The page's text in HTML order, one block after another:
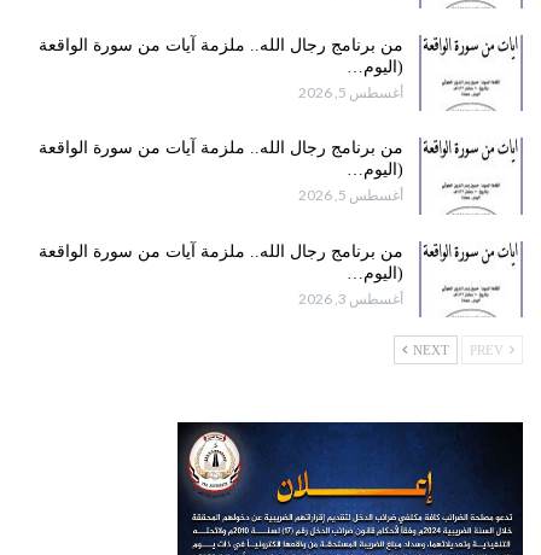
من برنامج رجال الله.. ملزمة آيات من سورة الواقعة
(اليوم…
أغسطس 5, 2026
من برنامج رجال الله.. ملزمة آيات من سورة الواقعة
(اليوم…
أغسطس 5, 2026
من برنامج رجال الله.. ملزمة آيات من سورة الواقعة
(اليوم…
أغسطس 3, 2026
NEXT